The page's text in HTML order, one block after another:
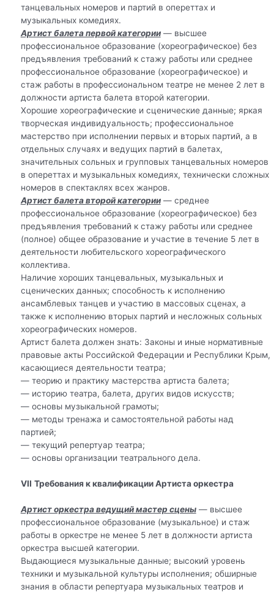
танцевальных номеров и партий в опереттах и
музыкальных комедиях.
Артист балета первой категории— высшее
профессиональное образование (хореографическое) без
предъявления требований к стажу работы или среднее
профессиональное образование (хореографическое) и
стаж работы в профессиональном театре не менее 2 лет в
должности артиста балета второй категории.
Хорошие хореографические и сценические данные; яркая
творческая индивидуальность; профессиональное
мастерство при исполнении первых и вторых партий, а в
отдельных случаях и ведущих партий в балетах,
значительных сольных и групповых танцевальных номеров
в опереттах и музыкальных комедиях, технически сложных
номеров в спектаклях всех жанров.
Артист балета второй категории— среднее
профессиональное образование (хореографическое) без
предъявления требований к стажу работы или среднее
(полное) общее образование и участие в течение 5 лет в
деятельности любительского хореографического
коллектива.
Наличие хороших танцевальных, музыкальных и
сценических данных; способность к исполнению
ансамблевых танцев и участию в массовых сценах, а
также к исполнению вторых партий и несложных сольных
хореографических номеров.
Артист балета должен знать: Законы и иные нормативные
правовые акты Российской Федерации и Республики Крым,
касающиеся деятельности театра;
— теорию и практику мастерства артиста балета;
— историю театра, балета, других видов искусств;
— основы музыкальной грамоты;
— методы тренажа и самостоятельной работы над
партией;
— текущий репертуар театра;
— основы организации театрального дела.
VII Требования к квалификации Артиста оркестра
Артист оркестра ведущий мастер сцены— высшее
профессиональное образование (музыкальное) и стаж
работы в оркестре не менее 5 лет в должности артиста
оркестра высшей категории.
Выдающиеся музыкальные данные; высокий уровень
техники и музыкальной культуры исполнения; обширные
знания в области репертуара музыкальных театров и